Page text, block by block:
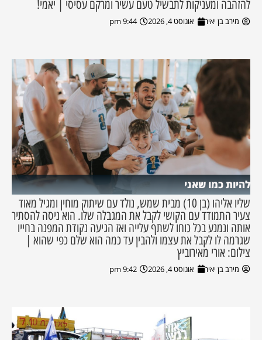
להזהבה ומעניקות לתבשיל טעם עשיר ומרקם עסיסי | יאמי!
מירב בן יאיר אוגוסט 4, 2026 9:44 pm
להיות כמו שאני
שליו אליהו (בן 10) מבית שמש, נולד עם שיתוק מוחין ומגיל מאוד
צעיר התמודד עם הקושי לקבל את המגבלה שלו. הוא ניסה להסתיר
אותה ונמנע בכל כוחו לשתף עלייה ואז הגיעה נקודת המפנה בחייו
שגרמה לו לקבל את עצמו ולהבין עד כמה הוא שלם כפי שהוא |
צילום: אורי מאירוביץ
מירב בן יאיר אוגוסט 4, 2026 9:42 pm